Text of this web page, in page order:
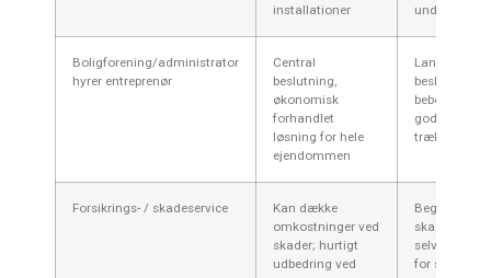
installationer
Boligforening/administrator
hyrer entreprenør
Central
beslutning,
økonomisk
forhandlet
løsning for hele
ejendommen
Lang
trække ud
Forsikrings- / skadeservice
Kan dække
omkostninger ved
skader; hurtigt
udbedring ved
Begrænset til
selvrisiko og
for